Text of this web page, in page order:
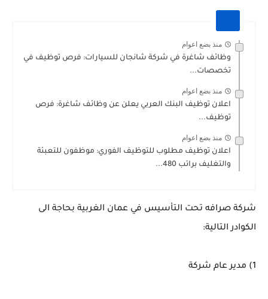
منذ بضع اعوام
وظائف شاغرة في شركة شانجان للسيارات: فرص توظيف في
تخصصات...
منذ بضع اعوام
اعلان توظيف البنك العربي يعلن عن وظائف شاغرة: فرص
توظيف...
منذ بضع اعوام
اعلان توظيف مطلوب للتوظيف الفوري: موظفون للتعبئة
والتغليف براتب 480...
شركة صرافه تحت التأسيس في عمان الغربية بحاجة الى
الكوادر التالية:
1) مدير عام شركة